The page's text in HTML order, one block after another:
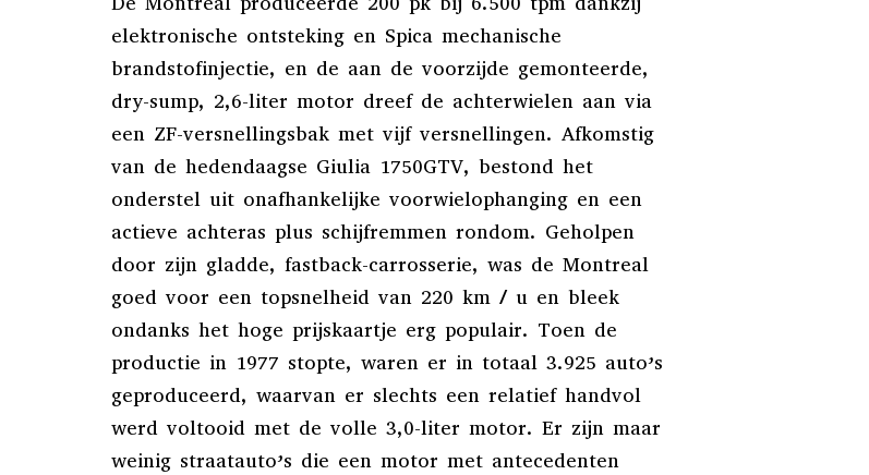
elektronische ontsteking en Spica mechanische
brandstofinjectie, en de aan de voorzijde gemonteerde,
dry-sump, 2,6-liter motor dreef de achterwielen aan via
een ZF-versnellingsbak met vijf versnellingen. Afkomstig
van de hedendaagse Giulia 1750GTV, bestond het
onderstel uit onafhankelijke voorwielophanging en een
actieve achteras plus schijfremmen rondom. Geholpen
door zijn gladde, fastback-carrosserie, was de Montreal
goed voor een topsnelheid van 220 km / u en bleek
ondanks het hoge prijskaartje erg populair. Toen de
productie in 1977 stopte, waren er in totaal 3.925 auto’s
geproduceerd, waarvan er slechts een relatief handvol
werd voltooid met de volle 3,0-liter motor. Er zijn maar
weinig straatauto’s die een motor met antecedenten